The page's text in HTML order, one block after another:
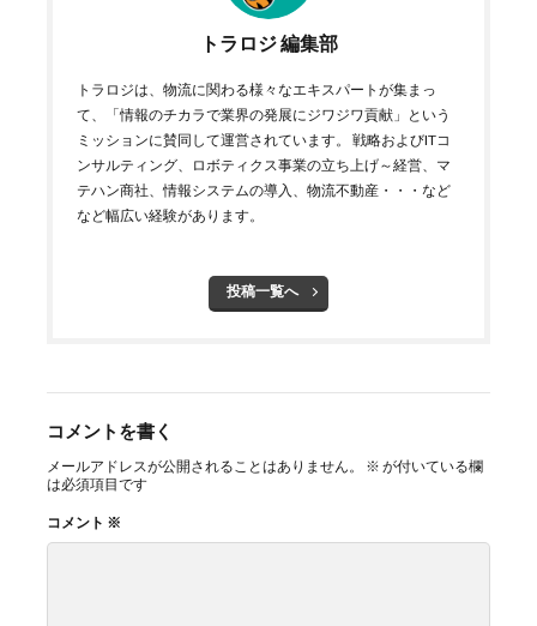
トラロジ 編集部
トラロジは、物流に関わる様々なエキスパートが集まっ
て、「情報のチカラで業界の発展にジワジワ貢献」という
ミッションに賛同して運営されています。 戦略およびITコ
ンサルティング、ロボティクス事業の立ち上げ～経営、マ
テハン商社、情報システムの導入、物流不動産・・・など
など幅広い経験があります。
投稿一覧へ
コメントを書く
メールアドレスが公開されることはありません。 ※ が付いている欄
は必須項目です
コメント ※